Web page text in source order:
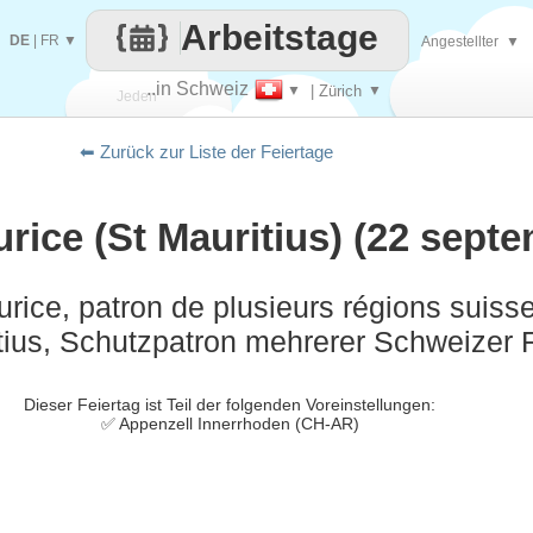
Jeden..in Schweiz ▼ | Zürich ▼
Arbeitstage
DE FR ▼ Angestellter ▼
⬅ Zurück zur Liste der Feiertage
(St Mauritius) (22
patron de plusieurs régions
Schutzpatron mehrerer Schweizer
Dieser Feiertag ist Teil der folgenden Voreinstellungen:
✅ Appenzell Innerrhoden (CH-AR)